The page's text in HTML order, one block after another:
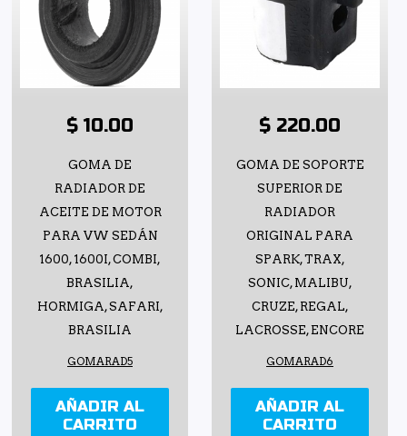
$ 10.00
GOMA DE
RADIADOR DE
ACEITE DE MOTOR
PARA VW SEDÁN
1600, 1600I, COMBI,
BRASILIA,
HORMIGA, SAFARI,
BRASILIA
GOMARAD5
AÑADIR AL
CARRITO
$ 220.00
GOMA DE SOPORTE
SUPERIOR DE
RADIADOR
ORIGINAL PARA
SPARK, TRAX,
SONIC, MALIBU,
CRUZE, REGAL,
LACROSSE, ENCORE
GOMARAD6
AÑADIR AL
CARRITO